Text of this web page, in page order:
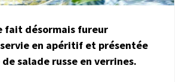
fait désormais fureur
en apéritif et présentée
salade russe en verrines.